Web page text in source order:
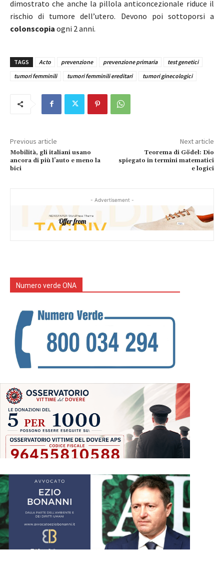
dimostrato che anche la pillola anticoncezionale riduce il
rischio di tumore dell’utero. Devono poi sottoporsi a
colonscopia ogni 2 anni.
TAGS Acto prevenzione prevenzione primaria
test genetici
tumori femminili
tumori femminili ereditari tumori ginecologici
Previous article
Mobilità, gli italiani usano
ancora di più l’auto e meno la
bici
Next article
Teorema di Gödel: Dio
spiegato in termini matematici
e logici
- Advertisement -
Numero verde ONA